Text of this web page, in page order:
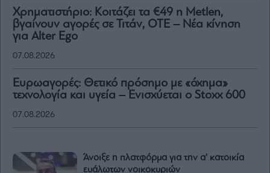
Χρηματιστήριο: Κοιτάζει τα €49 η Metlen,
βγαίνουν αγορές σε Τιτάν, ΟΤΕ – Νέα κίνηση
για Alter Ego
07.08.2026
Ευρωαγορές: Θετικό πρόσημο με «όχημα»
τεχνολογία και υγεία – Ενισχύεται ο Stoxx 600
07.08.2026
Άνοιξε η πλατφόρμα για την α’ κατοικία
ευάλωτων νοικοκυριών